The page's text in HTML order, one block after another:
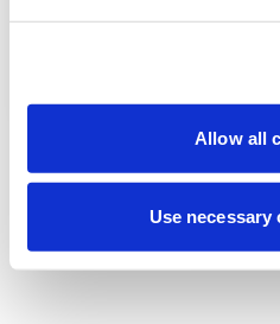
Allow all
Use necessary